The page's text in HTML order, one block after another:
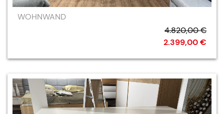
WOHNWAND
4.820,00 €
2.399,00 €